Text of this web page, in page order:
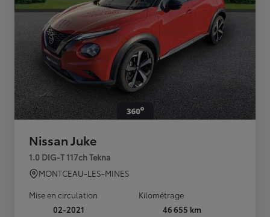
Nissan Juke
1.0 DIG-T 117ch Tekna
MONTCEAU-LES-MINES
Mise en circulation
02-2021
Kilométrage
46 655 km